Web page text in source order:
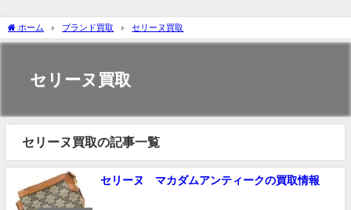
ホーム ブランド買取 セリーヌ買取
セリーヌ買取
セリーヌ買取の記事一覧
セリーヌ マカダムアンティークの買取情報